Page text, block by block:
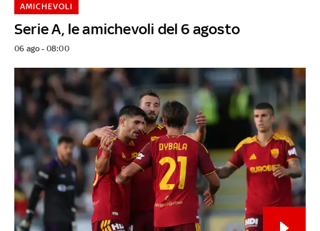
Serie A, le amichevoli del 6 agosto
AMICHEVOLI
06 ago - 08:00